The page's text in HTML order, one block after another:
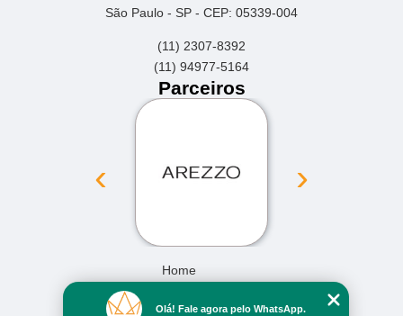
São Paulo - SP - CEP: 05339-004
(11) 2307-8392
(11) 94977-5164
Parceiros
‹ ›
Home
Missão
Olá! Fale agora pelo WhatsApp.